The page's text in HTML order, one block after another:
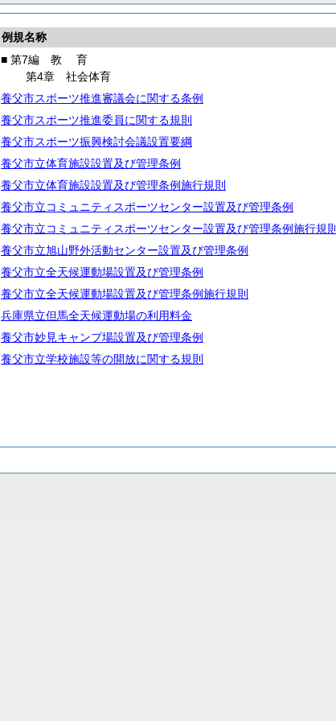
例規名称
■ 第7編 教 育
第4章 社会体育
養父市スポーツ推進審議会に関する条例
養父市スポーツ推進委員に関する規則
養父市スポーツ振興検討会議設置要綱
養父市立体育施設設置及び管理条例
養父市立体育施設設置及び管理条例施行規則
養父市立コミュニティスポーツセンター設置及び管理条例
養父市立コミュニティスポーツセンター設置及び管理条例施行規則
養父市立旭山野外活動センター設置及び管理条例
養父市立全天候運動場設置及び管理条例
養父市立全天候運動場設置及び管理条例施行規則
兵庫県立但馬全天候運動場の利用料金
養父市妙見キャンプ場設置及び管理条例
養父市立学校施設等の開放に関する規則